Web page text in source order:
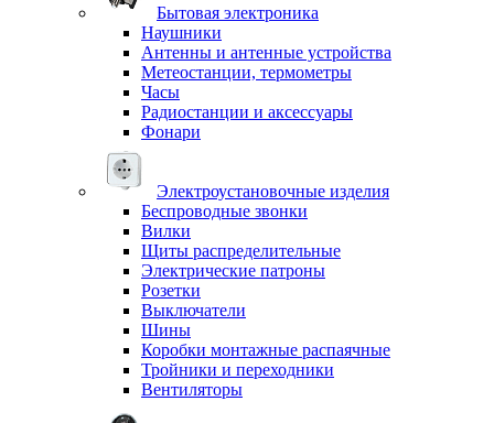
Бытовая электроника
Наушники
Антенны и антенные устройства
Метеостанции, термометры
Часы
Радиостанции и аксессуары
Фонари
Электроустановочные изделия
Беспроводные звонки
Вилки
Щиты распределительные
Электрические патроны
Розетки
Выключатели
Шины
Коробки монтажные распаячные
Тройники и переходники
Вентиляторы